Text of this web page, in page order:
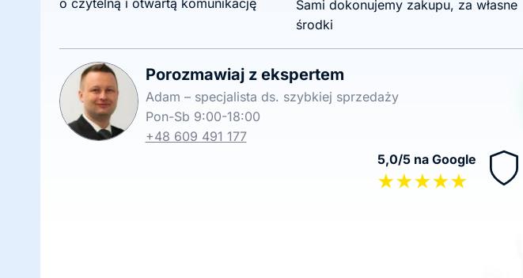
o czytelną i otwartą komunikację
Sami dokonujemy zakupu, za własne
środki
Porozmawiaj z ekspertem
Adam – specjalista ds. szybkiej sprzedaży
Pon-Sb 9:00-18:00
+48 609 491 177
5,0/5 na Google
★★★★★